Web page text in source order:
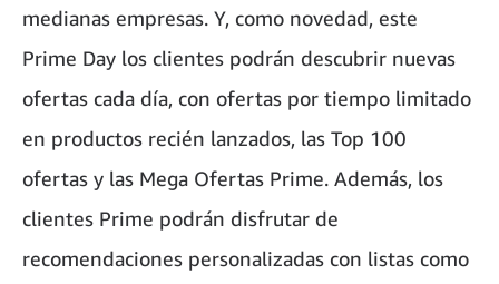
medianas empresas. Y, como novedad, este
Prime Day los clientes podrán descubrir nuevas
ofertas cada día, con ofertas por tiempo limitado
en productos recién lanzados, las Top 100
ofertas y las Mega Ofertas Prime. Además, los
clientes Prime podrán disfrutar de
recomendaciones personalizadas con listas como